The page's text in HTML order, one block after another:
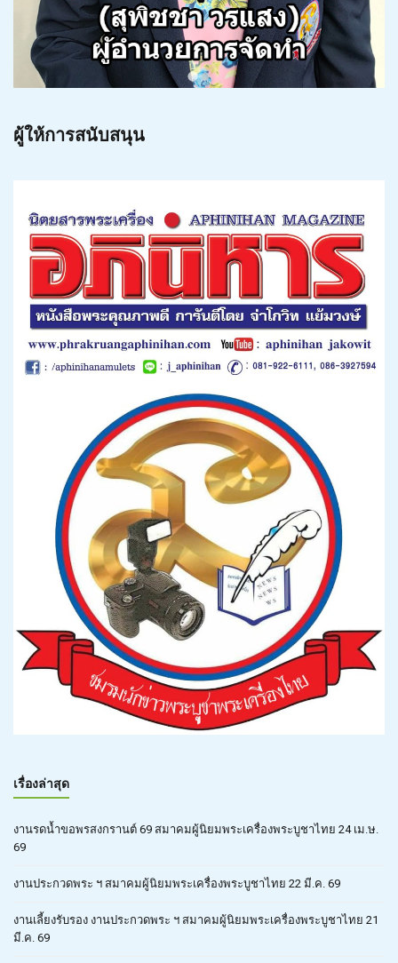
ผู้ให้การสนับสนุน
เรื่องล่าสุด
งานรดน้ำขอพรสงกรานต์ 69 สมาคมผู้นิยมพระเครื่องพระบูชาไทย 24 เม.ษ.
69
งานประกวดพระ ฯ สมาคมผู้นิยมพระเครื่องพระบูชาไทย 22 มี.ค. 69
งานเลี้ยงรับรอง งานประกวดพระ ฯ สมาคมผู้นิยมพระเครื่องพระบูชาไทย 21
มี.ค. 69